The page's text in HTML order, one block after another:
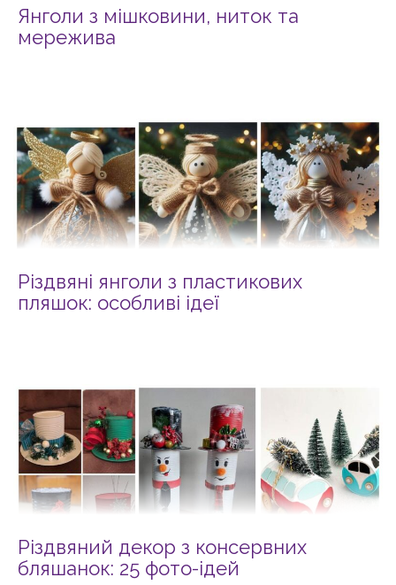
Янголи з мішковини, ниток та
мережива
Різдвяні янголи з пластикових
пляшок: особливі ідеї
Різдвяний декор з консервних
бляшанок: 25 фото-ідей